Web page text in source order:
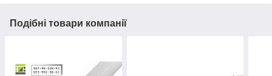
Подібні товари компанії